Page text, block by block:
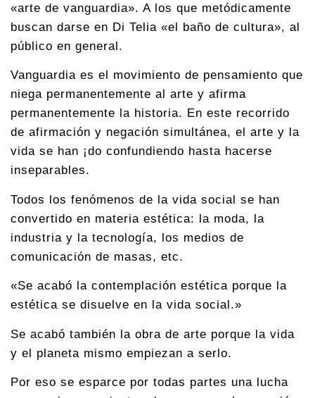
«arte de vanguardia». A los que metódicamente
buscan darse en Di Telia «el baño de cultura», al
pú­blico en general.
Vanguardia es el movimiento de pensamiento que
niega permanentemente al arte y afirma
permanentemente la historia. En este recorrido
de afirmación y negación simultánea, el arte y la
vida se han ¡do confundiendo hasta hacerse
inseparables.
Todos los fenómenos de la vida social se han
convertido en materia estética: la moda, la
industria y la tecnología, los medios de
comunicación de masas, etc.
«Se acabó la contemplación estética porque la
estética se disuelve en la vida social.»
Se acabó también la obra de arte porque la vida
y el planeta mismo empiezan a serlo.
Por eso se esparce por todas partes una lucha